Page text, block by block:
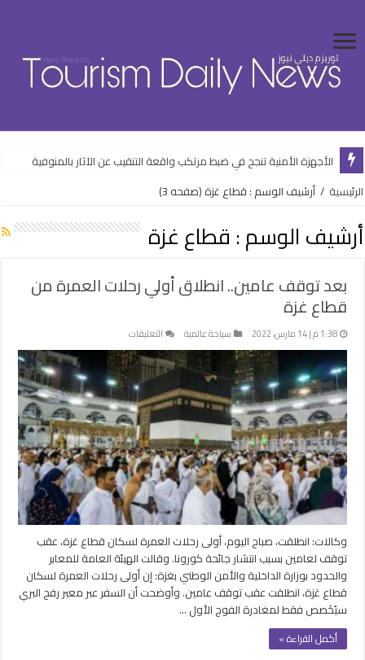
الأجهزة الأمنية تنجح في ضبط مرتكب واقعة التنقيب عن الآثار بالمنوفية
الرئيسية / أرشيف الوسم : قطاع غزة (صفحه 3)
أرشيف الوسم : قطاع غزة
بعد توقف عامين.. انطلاق أولي رحلات العمرة من
قطاع غزة
1:38 م | 14 مارس، 2022 سياحة عالمية التعليقات
بعد
توقف
عامين..
انطلاق
أولي
رحلات
العمرة
من
قطاع
غزة
مغلقة
وكالات: انطلقت، صباح اليوم، أولى رحلات العمرة لسكان قطاع غزة، عقب
توقف لعامين بسبب انتشار جائحة كورونا. وقالت الهيئة العامة للمعابر
والحدود بوزارة الداخلية والأمن الوطني بغزة: إن أولى رحلات العمرة لسكان
قطاع غزة، انطلقت عقب توقف عامين. وأوضحت أن السفر عبر معبر رفح البري
سيُخَصص فقط لمغادرة الفوج الأول …
أكمل القراءة »